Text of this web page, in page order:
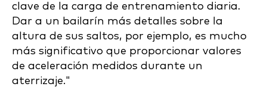
clave de la carga de entrenamiento diaria.
Dar a un bailarín más detalles sobre la
altura de sus saltos, por ejemplo, es mucho
más significativo que proporcionar valores
de aceleración medidos durante un
aterrizaje."